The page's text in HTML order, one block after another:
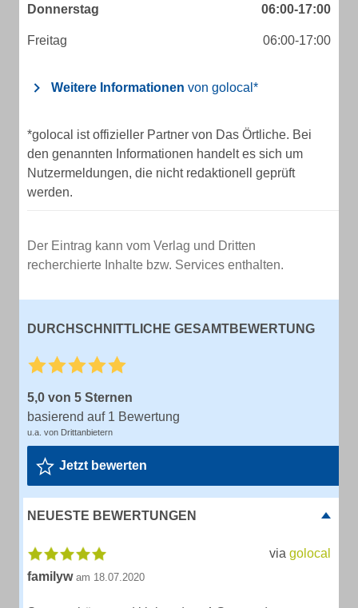
Donnerstag 06:00-17:00
Freitag 06:00-17:00
Weitere Informationen von golocal*
*golocal ist offizieller Partner von Das Örtliche. Bei
den genannten Informationen handelt es sich um
Nutzermeldungen, die nicht redaktionell geprüft
werden.
Der Eintrag kann vom Verlag und Dritten
recherchierte Inhalte bzw. Services enthalten.
DURCHSCHNITTLICHE GESAMTBEWERTUNG
5,0 von 5 Sternen
basierend auf 1 Bewertung
u.a. von Drittanbietern
Jetzt bewerten
NEUESTE BEWERTUNGEN
via golocal
familywam 18.07.2020